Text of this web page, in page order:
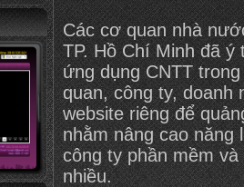
Các cơ quan nhà
TP. Hồ Chí Minh đã
ứng dụng CNTT
quan, công ty, doanh
website riêng để
nhằm nâng cao năng
công ty phần mềm
nhiều.